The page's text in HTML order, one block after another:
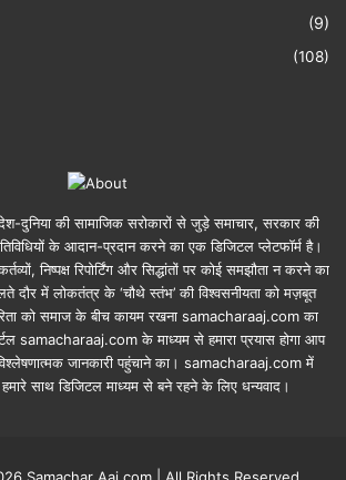
(9)
(108)
दुनिया की सामाजिक सरोकारों से जुड़े समाचार, सरकार की
के आदान-प्रदान करने का एक डिजिटल प्लेटफॉर्म है।
निष्पक्ष रिपोर्टिंग और सिद्धांतों पर कोई समझौता न करने का
दौर में लोकतंत्र के ‘चौथे स्तंभ’ की विश्वसनीयता को मज़बूत
को समाज के बीच कायम रखना samacharaaj.com का
samacharaaj.com के माध्यम से हमारा प्रयास होगा आप
जानकारी पहुंचाने का। samacharaaj.com में
साथ डिजिटल माध्‍यम से बने रहने के लिए धन्‍यवाद।